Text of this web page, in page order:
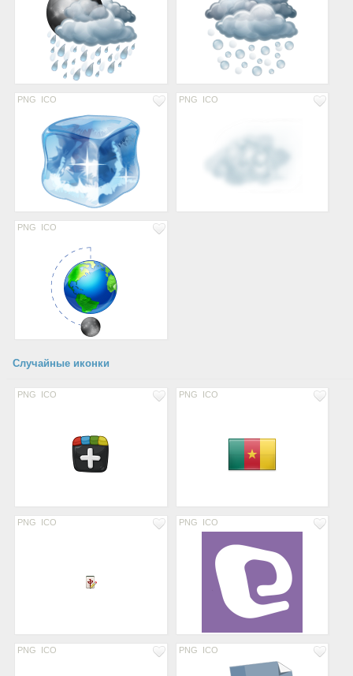
PNG ICO PNG ICO
PNG ICO
Случайные иконки
PNG ICO PNG ICO
PNG ICO PNG ICO
PNG ICO PNG ICO